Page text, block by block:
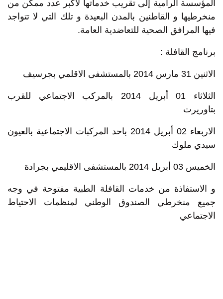
المؤسسة الرامية إلى تقريب خدماتها لأكبر عدد ممكن من
منخرطيها و القاطنين بالمدن البعيدة و تلك التي لا تتواجد
فيها المرافق الصحية للتعاضدية العامة.
برنامج القافلة :
الاثنين 31 مارس 2014 بالمستشفى الاقلمي بجرسيف
الثلاثاء 01 أبريل 2014 بالمركب الاجتماعي للقرب
بتاوريرت
الاربعاء 02 أبريل 2014 باحد المركبات الاجتماعية بالعيون
سيدي ملوك
الخميس 03 أبريل 2014 بالمستشفى الاقليمي بجرادة
و الاستفاذة من خدمات القافلة الطبية مفتوحة في وجه
جميع منخرطي الصندوق الوطني لمنظمات الاحتياط
الاجتماعي